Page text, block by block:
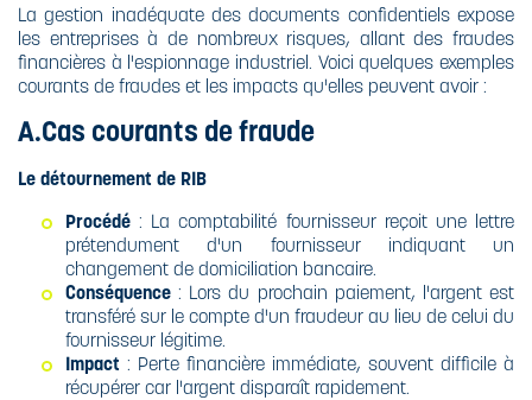
La gestion inadéquate des documents confidentiels expose
les entreprises à de nombreux risques, allant des fraudes
financières à l'espionnage industriel. Voici quelques exemples
courants de fraudes et les impacts qu'elles peuvent avoir :
A.Cas courants de fraude
Le détournement de RIB
Procédé : La comptabilité fournisseur reçoit une lettre
prétendument d'un fournisseur indiquant un
changement de domiciliation bancaire.
Conséquence : Lors du prochain paiement, l'argent est
transféré sur le compte d'un fraudeur au lieu de celui du
fournisseur légitime.
Impact : Perte financière immédiate, souvent difficile à
récupérer car l'argent disparaît rapidement.